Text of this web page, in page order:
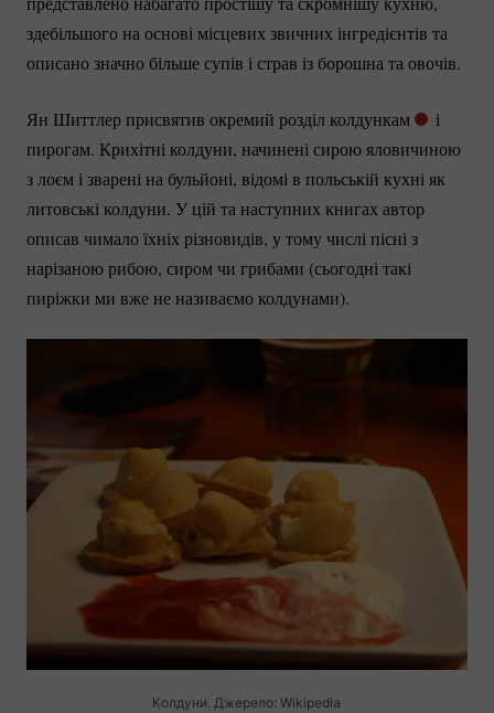
здебільшого на основі місцевих звичних інгредієнтів та
описано значно більше супів і страв із борошна та овочів.
Ян Шиттлер присвятив окремий розділ колдункам
і
пирогам. Крихітні колдуни, начинені сирою яловичиною
з лоєм і зварені на бульйоні, відомі в польській кухні як
литовські колдуни. У цій та наступних книгах автор
описав чимало їхніх різновидів, у тому числі пісні з
нарізаною рибою, сиром чи грибами (сьогодні такі
пиріжки ми вже не називаємо колдунами).
Колдуни. Джерело: Wikipedia